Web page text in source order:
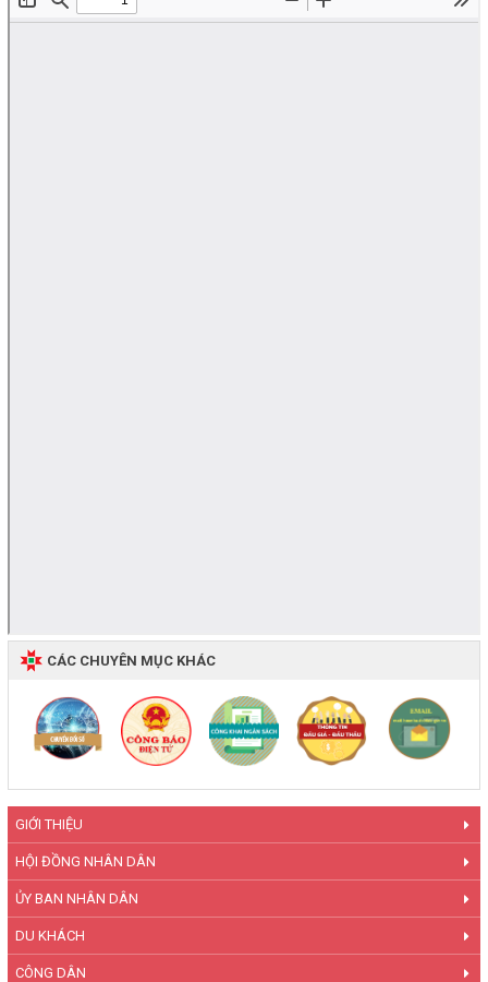
GIỚI THIỆU
HỘI ĐỒNG NHÂN DÂN
ỦY BAN NHÂN DÂN
DU KHÁCH
CÔNG DÂN
CÁC CHUYÊN MỤC KHÁC